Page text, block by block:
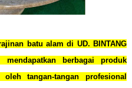
batu alam di UD. BINTANG
mendapatkan berbagai produk
tangan-tangan profesional